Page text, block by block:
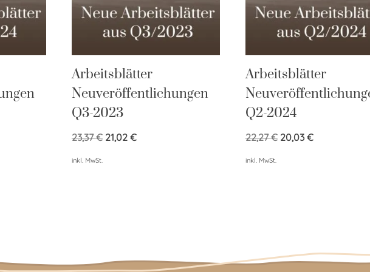
Arbeitsblätter
Neuveröffentlichungen
Q3-2023
23,37€ 21,02 €
inkl. MwSt.
Arbeitsblätter
Q2-2024
22,27€ 20,03 €
inkl. MwSt.